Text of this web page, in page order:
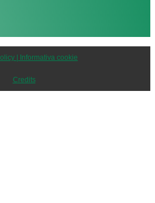
| Informativa cookie
Credits